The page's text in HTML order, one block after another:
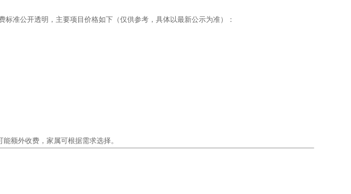
准公开透明，主要项目价格如下（仅供参考，具体以最新公示为准）：
额外收费，家属可根据需求选择。